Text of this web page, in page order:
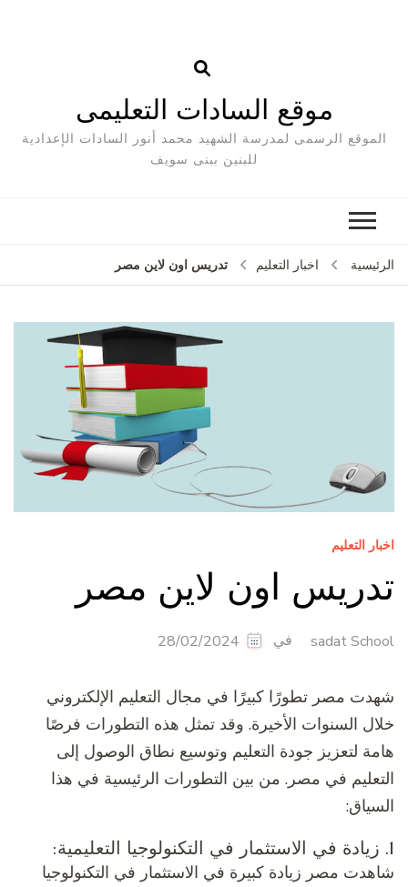
موقع السادات التعليمى
الموقع الرسمى لمدرسة الشهيد محمد أنور السادات الإعدادية
للبنين ببنى سويف
الرئيسية اخبار التعليم تدريس اون لاين مصر
اخبار التعليم
تدريس اون لاين مصر
sadat School في 28/02/2024
شهدت مصر تطورًا كبيرًا في مجال التعليم الإلكتروني
خلال السنوات الأخيرة. وقد تمثل هذه التطورات فرصًا
هامة لتعزيز جودة التعليم وتوسيع نطاق الوصول إلى
التعليم في مصر. من بين التطورات الرئيسية في هذا
السياق:
1. زيادة في الاستثمار في التكنولوجيا التعليمية:
شاهدت مصر زيادة كبيرة في الاستثمار في التكنولوجيا